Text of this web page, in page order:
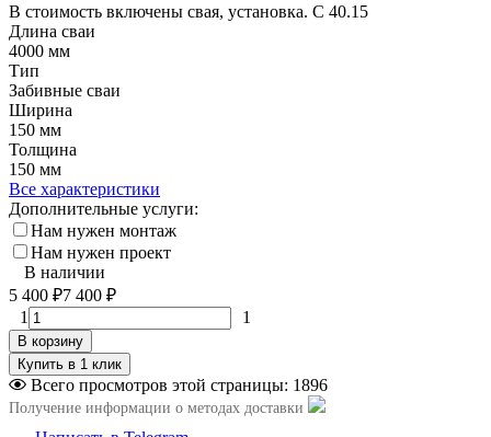
В стоимость включены свая, установка. С 40.15
Длина сваи
4000 мм
Тип
Забивные сваи
Ширина
150 мм
Толщина
150 мм
Все характеристики
Дополнительные услуги:
Нам нужен монтаж
Нам нужен проект
В наличии
5 400 ₽7 400 ₽
1
1
В корзину
Всего просмотров этой страницы: 1896
Получение информации о методах доставки